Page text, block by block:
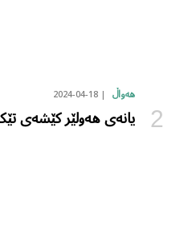
هەواڵ 2024-04-18
یانەی هەولێر کێشەی